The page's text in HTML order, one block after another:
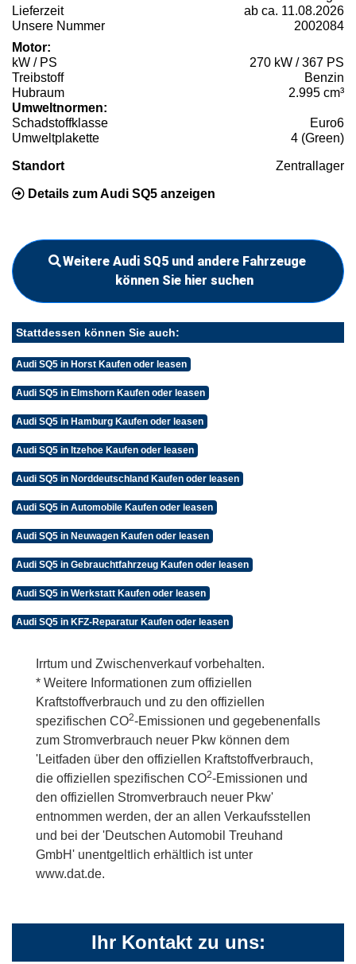
Lieferzeit
ab ca. 11.08.2026
Unsere Nummer
2002084
Motor:
kW / PS
270 kW / 367 PS
Treibstoff
Benzin
Hubraum
2.995 cm³
Umweltnormen:
Schadstoffklasse
Euro6
Umweltplakette
4 (Green)
Standort Zentrallager
Details zum Audi SQ5 anzeigen
Weitere Audi SQ5 und andere Fahrzeuge
können Sie hier suchen
Stattdessen können Sie auch:
Audi SQ5 in Horst Kaufen oder leasen
Audi SQ5 in Elmshorn Kaufen oder leasen
Audi SQ5 in Hamburg Kaufen oder leasen
Audi SQ5 in Itzehoe Kaufen oder leasen
Audi SQ5 in Norddeutschland Kaufen oder leasen
Audi SQ5 in Automobile Kaufen oder leasen
Audi SQ5 in Neuwagen Kaufen oder leasen
Audi SQ5 in Gebrauchtfahrzeug Kaufen oder leasen
Audi SQ5 in Werkstatt Kaufen oder leasen
Audi SQ5 in KFZ-Reparatur Kaufen oder leasen
Irrtum und Zwischenverkauf vorbehalten.
* Weitere Informationen zum offiziellen
Kraftstoffverbrauch und zu den offiziellen
spezifischen CO2-Emissionen und gegebenenfalls
zum Stromverbrauch neuer Pkw können dem
'Leitfaden über den offiziellen Kraftstoffverbrauch,
die offiziellen spezifischen CO2-Emissionen und
den offiziellen Stromverbrauch neuer Pkw'
entnommen werden, der an allen Verkaufsstellen
und bei der 'Deutschen Automobil Treuhand
GmbH' unentgeltlich erhältlich ist unter
www.dat.de.
Ihr Kontakt zu uns: